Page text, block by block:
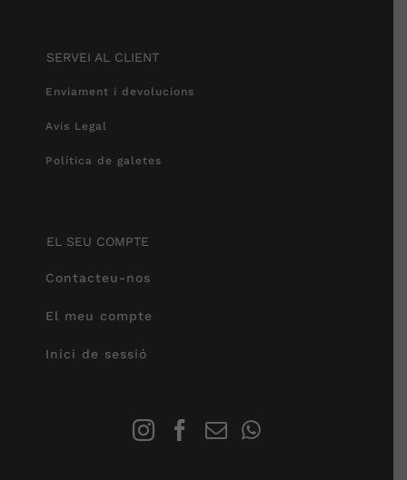
SERVEI AL CLIENT
Enviament i devolucions
Avís Legal
Política de galetes
EL SEU COMPTE
Contacteu-nos
El meu compte
Inici de sessió